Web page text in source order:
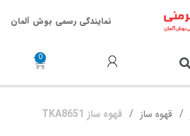
نمایندگی رسمی بوش آلمان
قهوه‌ ساز قهوه ساز TKA8651